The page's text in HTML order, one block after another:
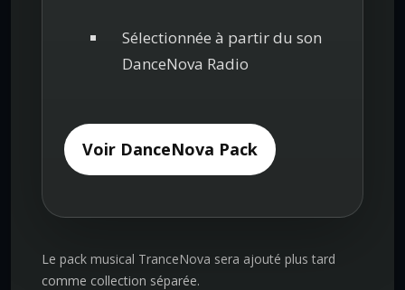
Sélectionnée à partir du son
DanceNova Radio
Voir DanceNova Pack
Le pack musical TranceNova sera ajouté plus tard
comme collection séparée.